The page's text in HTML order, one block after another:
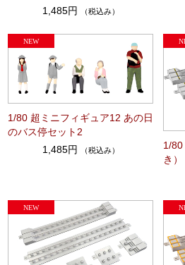
1,485円
（税込み）
1/80 超ミニフィギュア12 あの日
のバス停セット2
1,485円
（税込み）
1/80
き